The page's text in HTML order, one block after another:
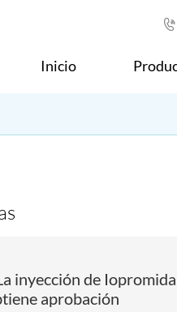

Inicio
inyección de Iopromida
aprobación